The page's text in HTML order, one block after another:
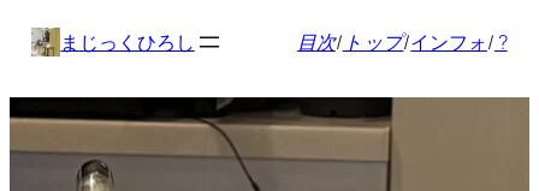
ス
キ
まじっくひろし 目次/ トップ/インフォ/ ?